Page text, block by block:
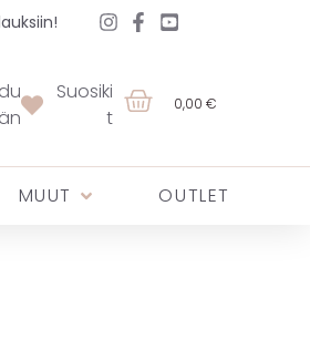
Suosiki
t
0,00 €
MUUT OUTLET